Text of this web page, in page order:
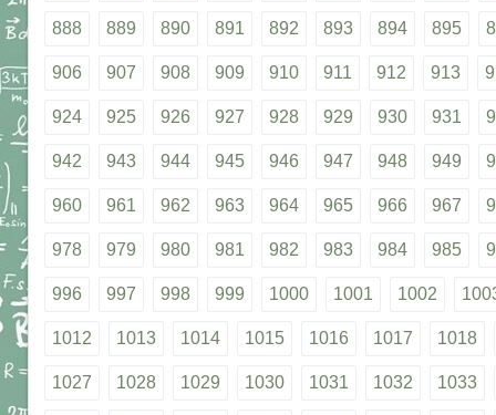
888 889 890 891 892 893 894 895
906 907 908 909 910 911 912 913
924 925 926 927 928 929 930 931
942 943 944 945 946 947 948 949
960 961 962 963 964 965 966 967
978 979 980 981 982 983 984 985
996 997 998 999 1000 1001 1002
1012 1013 1014 1015 1016 1017 1018
1027 1028 1029 1030 1031 1032 1033